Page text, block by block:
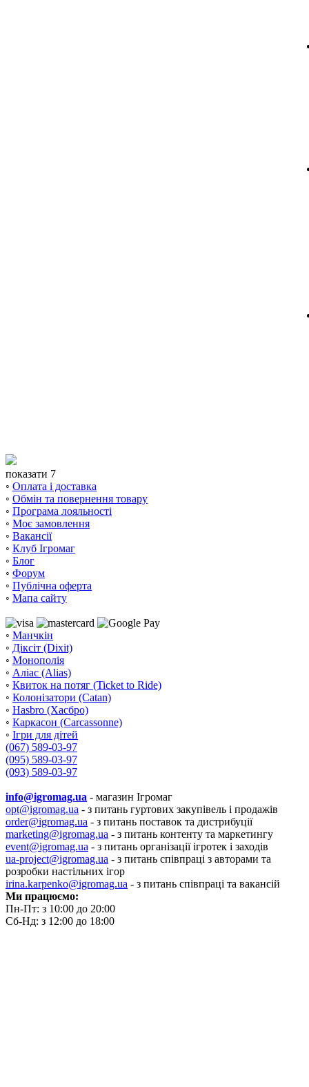
показати 7
◦ Оплата і доставка
◦ Обмін та повернення товару
◦ Програма лояльності
◦ Моє замовлення
◦ Вакансії
◦ Клуб Ігромаг
◦ Блог
◦ Форум
◦ Публічна оферта
◦ Мапа сайту
◦ Манчкін
◦ Діксіт (Dixit)
◦ Монополія
◦ Аліас (Alias)
◦ Квиток на потяг (Ticket to Ride)
◦ Колонізатори (Catan)
◦ Hasbro (Хасбро)
◦ Каркасон (Carcassonne)
◦ Ігри для дітей
(067) 589-03-97
(095) 589-03-97
(093) 589-03-97
info@igromag.ua - магазин Ігромаг
opt@igromag.ua - з питань гуртових закупівель і продажів
order@igromag.ua - з питань поставок та дистрибуції
marketing@igromag.ua - з питань контенту та маркетингу
event@igromag.ua - з питань організації ігротек і заходів
ua-project@igromag.ua - з питань співпраці з авторами та
розробки настільних ігор
irina.karpenko@igromag.ua - з питань співпраці та вакансій
Ми працюємо:
Пн-Пт: з 10:00 до 20:00
Сб-Нд: з 12:00 до 18:00